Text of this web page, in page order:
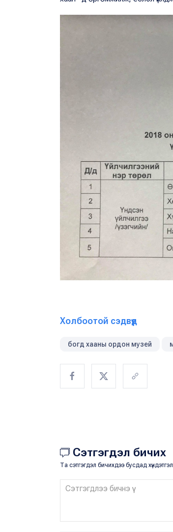
Холбоотой сэдвүүд
богд хааны ордон музей
Сэтгэгдэл бичих
Та сэтгэгдэл бичихдээ бусдад